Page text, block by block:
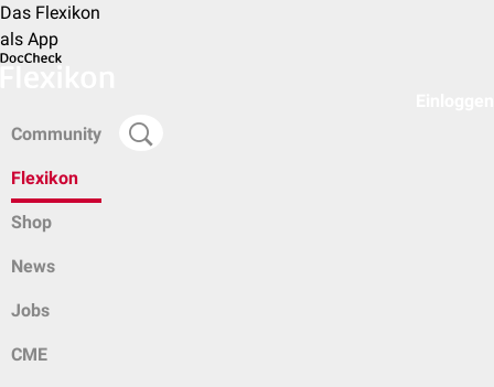
Das Flexikon
als App
Community
Flexikon
Shop
News
Jobs
CME